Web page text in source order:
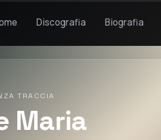
Discografia Biografia
TRACCIA
Maria